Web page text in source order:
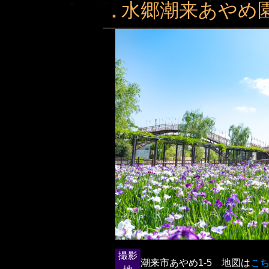
水郷潮来あやめ
撮影
潮来市あやめ1-5 地図はこ